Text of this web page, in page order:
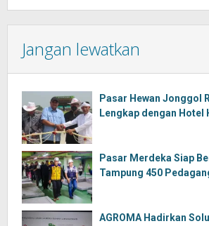
Jangan lewatkan
Pasar Hewan Jonggol
Lengkap dengan Hotel
Pasar Merdeka Siap
Tampung 450
AGROMA Hadirkan